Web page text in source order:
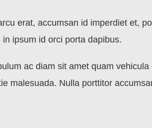
erat, accumsan id imperdiet et,
ipsum id orci porta dapibus.
ac diam sit amet quam
malesuada. Nulla porttitor